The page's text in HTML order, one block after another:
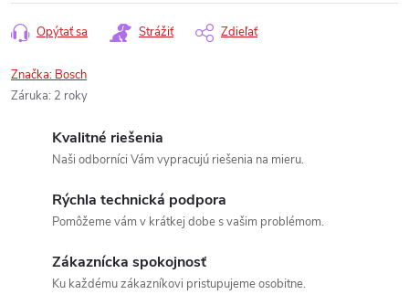
Opýtať sa Strážiť Zdieľať
Značka: Bosch
Záruka: 2 roky
Kvalitné riešenia
Naši odborníci Vám vypracujú riešenia na mieru.
Rýchla technická podpora
Pomôžeme vám v krátkej dobe s vašim problémom.
Zákaznícka spokojnosť
Ku každému zákazníkovi pristupujeme osobitne.